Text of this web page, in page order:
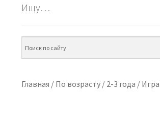
Ищу…
Главная / По возрасту/ 2-3 года /